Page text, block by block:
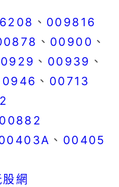
、 009816
、 00900 、
、 00939 、
、 00713
00882
、 00405
網